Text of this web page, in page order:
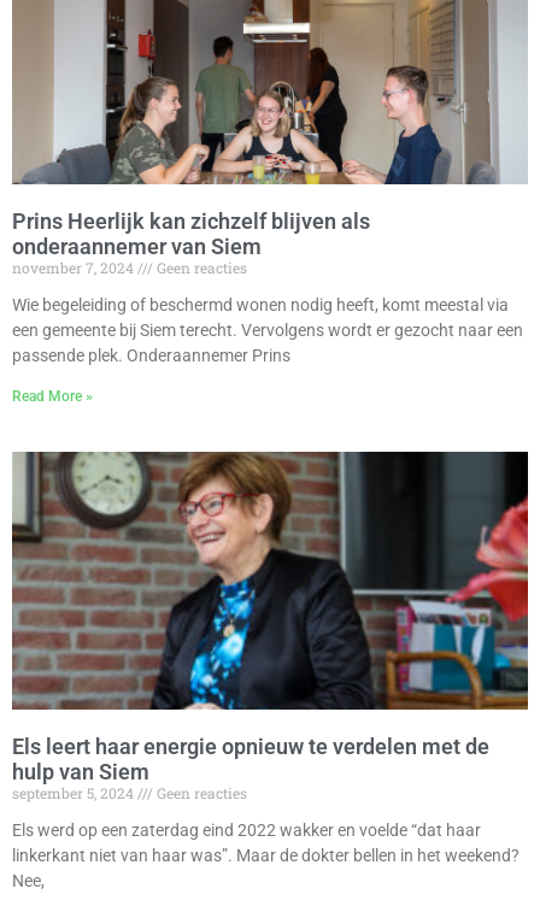
Prins Heerlijk kan zichzelf blijven als
onderaannemer van Siem
november 7, 2024
Geen reacties
Wie begeleiding of beschermd wonen nodig heeft, komt meestal via
een gemeente bij Siem terecht. Vervolgens wordt er gezocht naar een
passende plek. Onderaannemer Prins
Read More »
Els leert haar energie opnieuw te verdelen met de
hulp van Siem
september 5, 2024
Geen reacties
Els werd op een zaterdag eind 2022 wakker en voelde “dat haar
linkerkant niet van haar was”. Maar de dokter bellen in het weekend?
Nee,